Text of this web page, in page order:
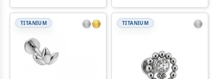
TITANIUM TITANIUM